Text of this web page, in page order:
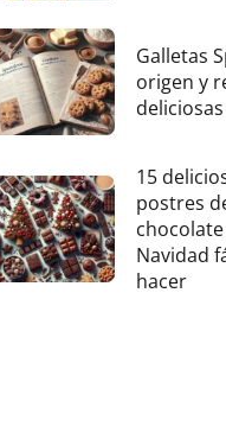
Galletas
origen y
deliciosas
15
postres
Navidad
hacer